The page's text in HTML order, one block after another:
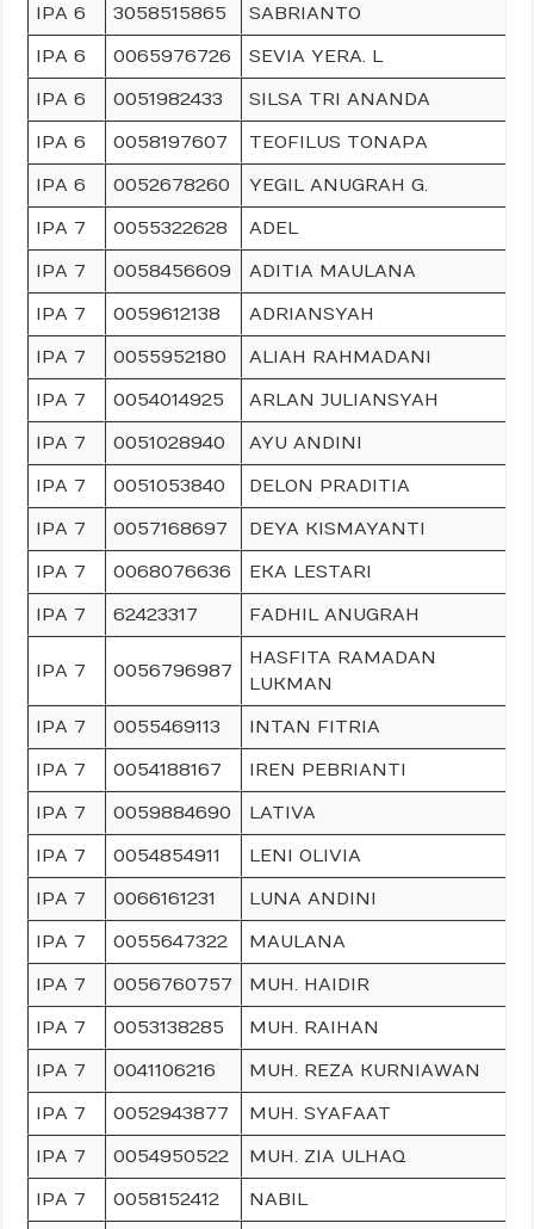
IPA 6
3058515865
SABRIANTO
IPA 6
0065976726
SEVIA YERA. L
IPA 6
0051982433
SILSA TRI ANANDA
IPA 6
0058197607
TEOFILUS TONAPA
IPA 6
0052678260
YEGIL ANUGRAH G.
IPA 7
0055322628
ADEL
IPA 7
0058456609
ADITIA MAULANA
IPA 7
0059612138
ADRIANSYAH
IPA 7
0055952180
ALIAH RAHMADANI
IPA 7
0054014925
ARLAN JULIANSYAH
IPA 7
0051028940
AYU ANDINI
IPA 7
0051053840
DELON PRADITIA
IPA 7
0057168697
DEYA KISMAYANTI
IPA 7
0068076636
EKA LESTARI
IPA 7
62423317 FADHIL ANUGRAH
IPA 7 0056796987
HASFITA RAMADAN
LUKMAN
IPA 7
0055469113
INTAN FITRIA
IPA 7
0054188167
IREN PEBRIANTI
IPA 7
0059884690
LATIVA
IPA 7
0054854911
LENI OLIVIA
IPA 7
0066161231
LUNA ANDINI
IPA 7
0055647322
MAULANA
IPA 7
0056760757
MUH. HAIDIR
IPA 7
0053138285
MUH. RAIHAN
IPA 7
0041106216
MUH. REZA KURNIAWAN
IPA 7
0052943877
MUH. SYAFAAT
IPA 7
0054950522
MUH. ZIA ULHAQ
IPA 7
0058152412 NABIL